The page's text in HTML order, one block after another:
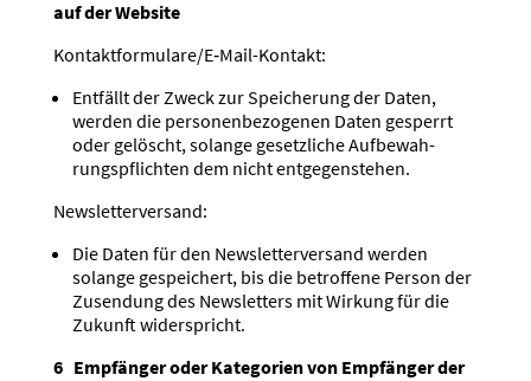
auf der Website
Kontakt­for­mu­la­re/E‑Mail-Kontakt:
Entfällt der Zweck zur Speicherung der Daten,
werden die perso­nen­be­zo­genen Daten gesperrt
oder gelöscht, solange gesetz­liche Aufbe­wah­
rungs­pflichten dem nicht entge­gen­stehen.
Newslet­ter­versand:
Die Daten für den Newslet­ter­versand werden
solange gespei­chert, bis die betroffene Person der
Zusendung des Newsletters mit Wirkung für die
Zukunft wider­spricht.
6 Empfänger oder Kategorien von Empfänger der